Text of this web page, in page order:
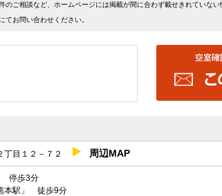
ご相談など、ホームページには掲載が間に合わず載せきれていない
てお問い合わせください。
丁目１２－７２ 周辺MAP
停歩3分
本駅」 徒歩9分